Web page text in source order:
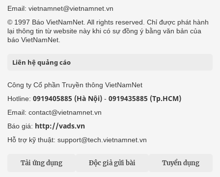
Email: vietnamnet@vietnamnet.vn
© 1997 Báo VietNamNet. All rights reserved. Chỉ được phát hành
lại thông tin từ website này khi có sự đồng ý bằng văn bản của
báo VietNamNet.
Liên hệ quảng cáo
Công ty Cổ phần Truyền thông VietNamNet
Hotline: 0919405885 (Hà Nội) - 0919435885 (Tp.HCM)
Email: contact@vietnamnet.vn
Báo giá: http://vads.vn
Hỗ trợ kỹ thuật: support@tech.vietnamnet.vn
Tải ứng dụng Độc giả gửi bài Tuyển dụng